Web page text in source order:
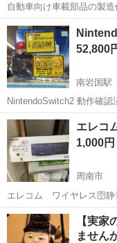
自動車向け車載部品の製
中！友達同士での応募OK
社負担！生活支援物資事
♪《山口県山口市》 人
山口 山口市
52,800
南岩国駅
NintendoSwitch2 動作確認済 写真に載っているものが全てになり
実物をご確認の上でご購
山口 岩国市 南岩
エレコ
1,000円
周南市
エレコム ワイヤレス🛜静
要無かったので自宅保管してました。 未使用品
パッドも必要無かったで
さい。 未使用品ですが、
山口 周南市 周辺
【実家
ません